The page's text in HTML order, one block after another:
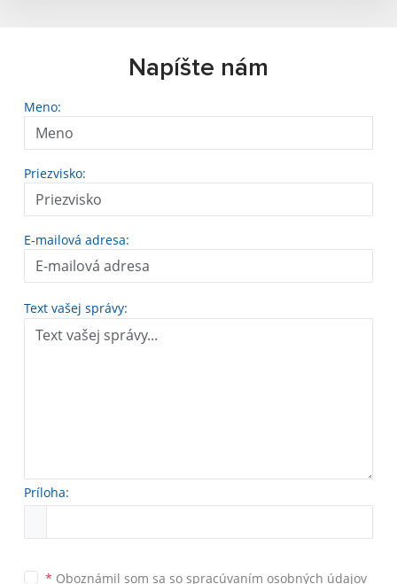
Napíšte nám
Meno:
Priezvisko:
E-mailová adresa:
Text vašej správy:
Príloha:
* Oboznámil som sa so spracúvaním osobných údajov